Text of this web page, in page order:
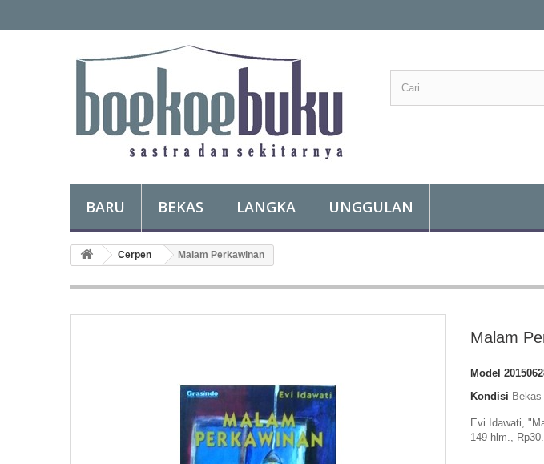
BARU BEKAS LANGKA UNGGULAN
Cerpen Malam Perkawinan
Malam
Model
Kondisi Bekas
Evi Idawati,
149 hlm.,